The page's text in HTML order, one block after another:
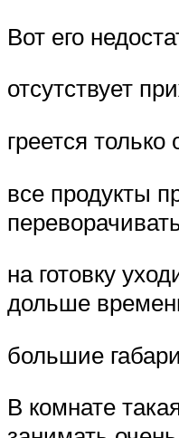
Вот его
отсутствует
греется
все продукты
на готовку
дольше
большие
В комнате